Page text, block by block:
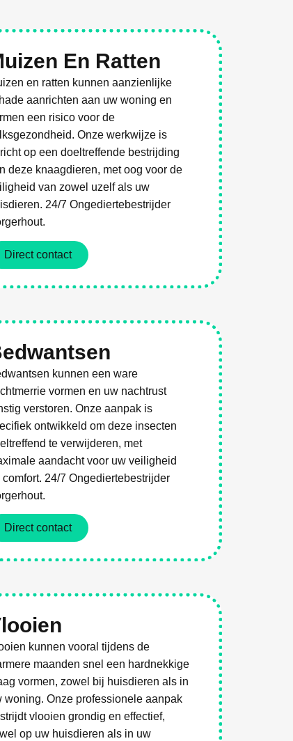
En Ratten
en ratten kunnen aanzienlijke
aanrichten aan uw woning en
een risico voor de
Onze werkwijze is
op een doeltreffende bestrijding
deze knaagdieren, met oog voor de
van zowel uzelf als uw
24/7 Ongediertebestrijder
Direct contact
kunnen een ware
vormen en uw nachtrust
verstoren. Onze aanpak is
ontwikkeld om deze insecten
te verwijderen, met
aandacht voor uw veiligheid
comfort. 24/7 Ongediertebestrijder
Direct contact
kunnen vooral tijdens de
maanden snel een hardnekkige
vormen, zowel bij huisdieren als in
woning. Onze professionele aanpak
vlooien grondig en effectief,
op uw huisdieren als in uw